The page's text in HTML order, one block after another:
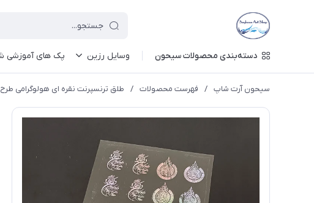
دسته‌بندی محصولات سیحون وسایل رزین پک های آموزشی
سیحون آرت شاپ / فهرست محصولات / طلق ترنسپرنت نقره ای هولوگرامی طرح ۱۳ (A5)